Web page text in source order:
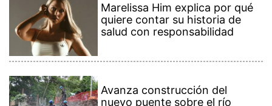
Marelissa Him explica por qué
quiere contar su historia de
salud con responsabilidad
Avanza construcción del
nuevo puente sobre el río